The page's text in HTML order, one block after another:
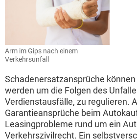
Arm im Gips nach einem
Verkehrsunfall
Schadenersatzansprüche
werden um die Folgen des
Verdienstausfälle, zu regulieren.
Garantieansprüche beim
Leasingprobleme rund um ein
Verkehrszivilrecht. Ein